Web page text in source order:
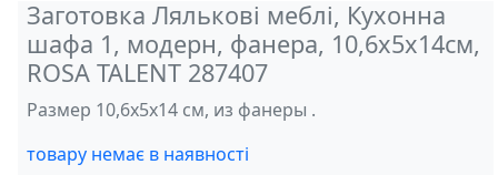
Заготовка Лялькові меблі, Кухонна
шафа 1, модерн, фанера, 10,6х5х14см,
ROSA TALENT 287407
Размер 10,6х5х14 см, из фанеры .
товару немає в наявності